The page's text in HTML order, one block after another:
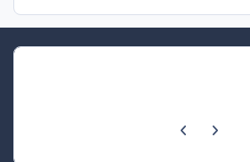
Previous
Next